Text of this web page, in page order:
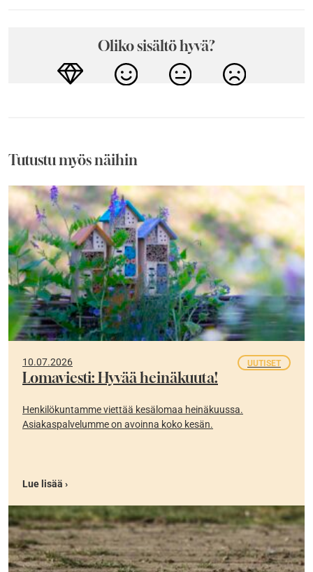
Oliko sisältö hyvä?
Tutustu myös näihin
10.07.2026 UUTISET
Lomaviesti: Hyvää heinäkuuta!
Henkilökuntamme viettää kesälomaa heinäkuussa.
Asiakaspalvelumme on avoinna koko kesän.
Lue lisää ›